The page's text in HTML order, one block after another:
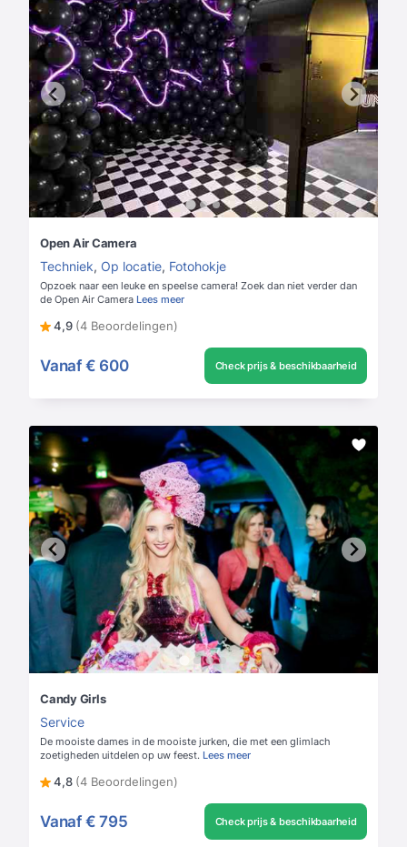
Open Air Camera
Techniek, Op locatie, Fotohokje
Opzoek naar een leuke en speelse camera! Zoek dan niet verder dan
de Open Air Camera Lees meer
4,9 (4 Beoordelingen)
Vanaf € 600 Check prijs & beschikbaarheid
Candy Girls
Service
De mooiste dames in de mooiste jurken, die met een glimlach
zoetigheden uitdelen op uw feest. Lees meer
4,8 (4 Beoordelingen)
Vanaf € 795 Check prijs & beschikbaarheid